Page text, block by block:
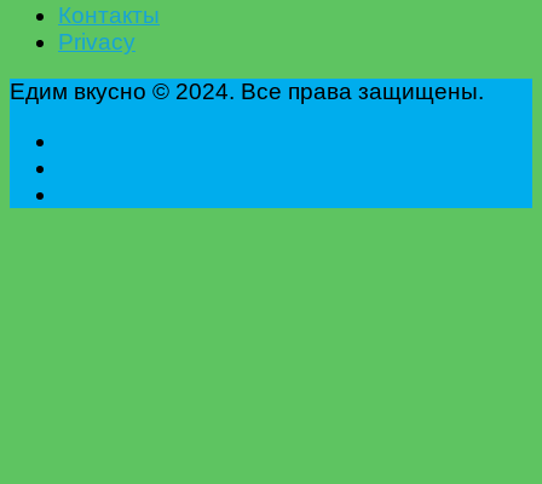
Контакты
Privacy
Едим вкусно © 2024. Все права защищены.